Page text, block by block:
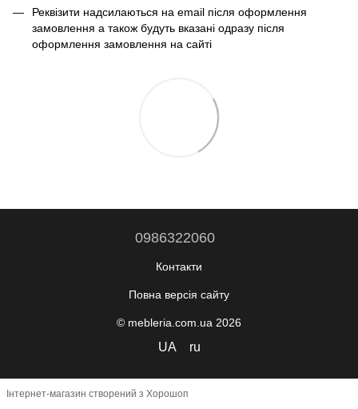
Реквізити надсилаються на email після оформлення
замовлення а також будуть вказані одразу після
оформлення замовлення на сайті
0986322060
Контакти
Повна версія сайту
© mebleria.com.ua 2026
UA ru
Інтернет-магазин створений з Хорошоп